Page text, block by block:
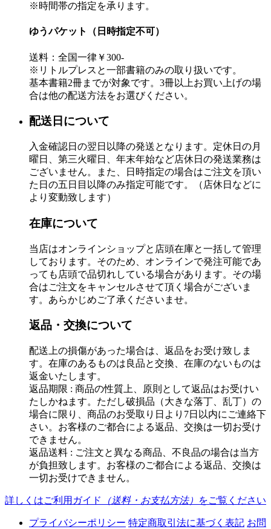
※時間帯の指定を承ります。
ゆうパケット（日時指定不可）
送料：全国一律￥300-
※リトルプレスと一部書籍のみの取り扱いです。
基本書籍2冊までが対象です。3冊以上お買い上げの場
合は他の配送方法をお選びください。
配送日について
入金確認日の翌日以降の発送となります。定休日の月
曜日、第三火曜日、年末年始など店休日の発送業務は
ございません。また、日時指定の場合はご注文を頂い
た日の五日目以降のみ指定可能です。（店休日などに
より変動致します）
在庫について
当店はオンラインショップと店頭在庫と一括して管理
しております。そのため、オンラインで発注可能であ
っても店頭で品切れしている場合があります。その場
合はご注文をキャンセルさせて頂く場合がございま
す。あらかじめご了承くださいませ。
返品・交換について
配送上の損傷があった場合は、返品をお受け致しま
す。在庫のあるものは良品と交換、在庫のないものは
返金いたします。
返品期限 : 商品の性質上、原則として返品はお受けい
たしかねます。ただし破損品（大きな落丁、乱丁）の
場合に限り、商品のお受取り日より7日以内にご連絡下
さい。お客様のご都合による返品、交換は一切お受け
できません。
返品送料 : ご注文と異なる商品、不良品の場合は当方
が負担致します。お客様のご都合による返品、交換は
一切お受けできません。
詳しくはご利用ガイド （送料・お支払方法） をご覧ください
プライバシーポリシー 特定商取引法に基づく表記 お問